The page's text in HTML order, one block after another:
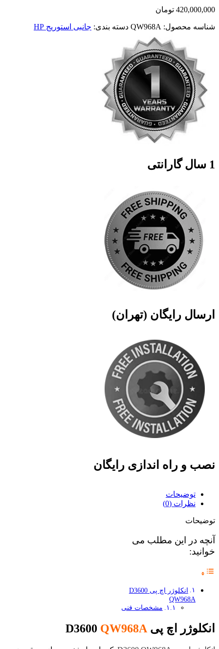
420,000,000 تومان
شناسه محصول: QW968A دسته بندی: جانبی استوریج HP
1 سال گارانتی
ارسال رایگان (تهران)
نصب و راه اندازی رایگان
توضیحات
نظرات (0)
توضیحات
آنچه در این مطلب می
خوانید:
انکلوژر اچ پی D3600
QW968A
مشخصات فنی
انکلوژر اچ پی D3600QW968A